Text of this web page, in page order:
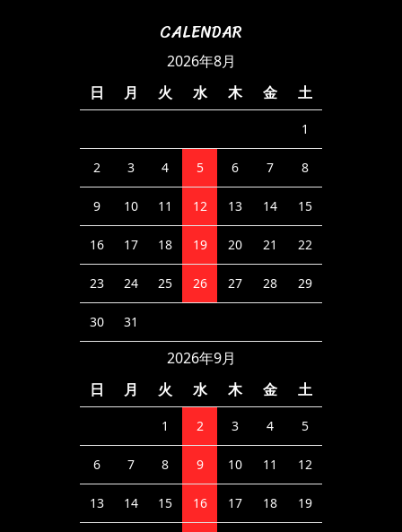
CALENDAR
2026年8月
日
月 火 水 木 金 土
1
2 3 4 5 6 7 8
9 10 11 12 13 14 15
16 17 18 19 20 21 22
23 24 25 26 27 28 29
30 31
2026年9月
日
月 火 水 木 金 土
1 2 3 4 5
6 7 8 9 10 11 12
13 14 15 16 17 18 19